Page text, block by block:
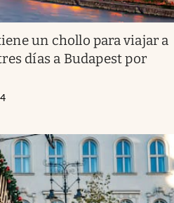
un chollo para viajar a
días a Budapest por